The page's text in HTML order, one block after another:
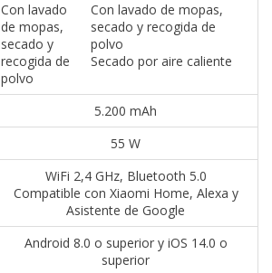
Con lavado
de mopas,
secado y
recogida de
polvo
Con lavado de mopas,
secado y recogida de
polvo
Secado por aire caliente
5.200 mAh
55 W
WiFi 2,4 GHz, Bluetooth 5.0
Compatible con Xiaomi Home, Alexa y
Asistente de Google
Android 8.0 o superior y iOS 14.0 o
superior